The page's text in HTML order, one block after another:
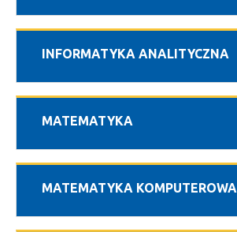
INFORMATYKA ANALITYCZNA
MATEMATYKA
MATEMATYKA KOMPUTEROWA